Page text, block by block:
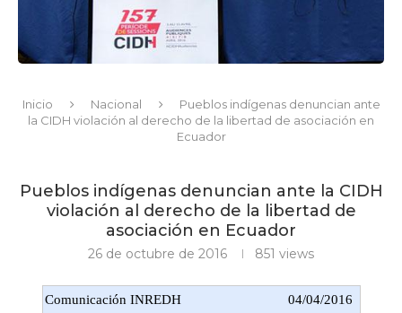
Inicio Nacional
Pueblos indígenas denuncian ante
la CIDH violación al derecho de la libertad de asociación en
Ecuador
Pueblos indígenas denuncian ante la CIDH
violación al derecho de la libertad de
asociación en Ecuador
26 de octubre de 2016 851 views
Comunicación INREDH 04/04/2016